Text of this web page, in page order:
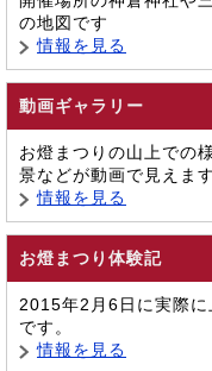
の地図です
情報を見る
動画ギャラリー
お燈まつりの山上での
景などが動画で見えます
情報を見る
お燈まつり体験記
2015年2月6日に実際
です。
情報を見る